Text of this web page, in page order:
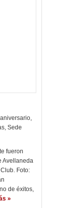
aniversario,
, Sede
fueron
Avellaneda
Foto:
de éxitos,
»